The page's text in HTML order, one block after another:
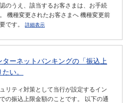
のうえ、該当するお客さまは、お手続
機種変更されたお客さまへ 機種変更前
です。
詳細表示
ーネットバンキングの「振込上
い。
リティ対策として当行が設定するイン
の振込上限金額のことです。 以下の通